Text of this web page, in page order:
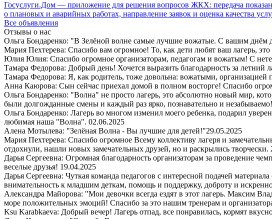
Госуслуги.Дом — приложение для решения вопросов ЖКХ: передача
о плановых и аварийных работах, направление заявок и оценка качества
Все объявления
Отзывы о нас
Ольга Бондаренко: "В Зелёной волне самые лучшие вожатые. С вашим днём
Мария Пехтерева: Спасибо вам огромное! То, как дети любят ваш лагерь,
Юлия Юлия: Спасибо огромное организаторам, педагогам и вожатым! С
Тамара Федорова: Добрый день! Хочется выразить благодарность за летний
Тамара Федорова: Я, как родитель, тоже довольна: вожатыми, организацией
Анна Каюрова: Сын сейчас приехал домой в полном восторге! Спасибо
Ольга Бондаренко: "Волна" не просто лагерь, это абсолютно новый мир,
были долгожданные смены и каждый раз ярко, познавательно и незабываемо!
Ольга Бондаренко: Лагерь во многом изменил моего ребенка, подарил
любимая наша "Волна". 02.06.2025
Алена Мотылева: "Зелёная Волна - Вы лучшие для детей!"29.05.2025
Мария Пехтерева: Спасибо огромное Всему коллективу лагеря и
отдохнули, нашли новых замечательных друзей, но и раскрылись творчески.
Дарья Сергеевна: Огромная благодарность организаторам за проведение
веселые друзья! 19.04.2025
Дарья Сергеевна: Чуткая команда педагогов с интересной подачей
внимательность к младшим деткам, помощь и поддержку, доброту и
Александра Майорова: "Мои девочки всегда ездят в этот лагерь. Максим
море положительных эмоций! Спасибо за это нашим тренерам и
Ksu Karabkaeva: Добрый вечер! Лагерь отпад, все понравилась, кормят